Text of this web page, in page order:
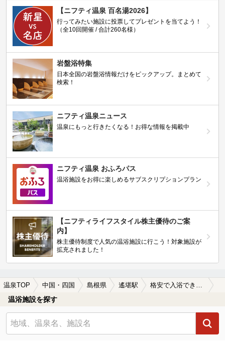
【ニフティ温泉 百名湯2026】
行ってみたい施設に投票してプレゼントを当てよう！
（全10回開催 / 合計260名様）
岩盤浴特集
日本全国の岩盤浴情報だけをピックアップ。まとめて
検索！
ニフティ温泉ニュース
温泉にもっと行きたくなる！お得な情報を掲載中
ニフティ温泉 おふろパス
温浴施設をお得に楽しめるサブスクリプションプラン
【ニフティライフスタイル株主優待のご案
内】
株主優待制度で人気の温浴施設に行こう！対象施設が
拡充されました！
温泉TOP 中国・四国 島根県 遙堪駅 格安で入浴できる遙堪駅近くの温泉、日帰り温泉、スーパー銭湯おすすめ
温浴施設を探す